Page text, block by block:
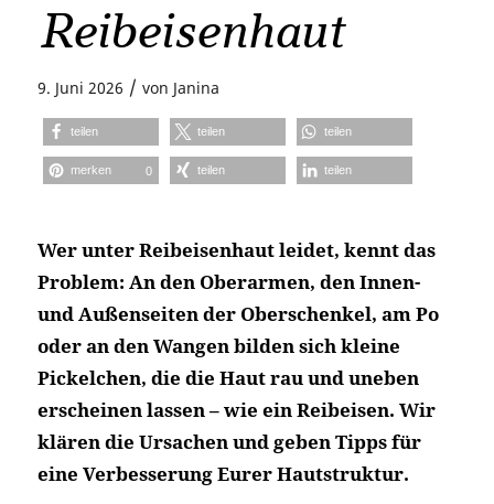
Reibeisenhaut
9. Juni 2026 / von Janina
teilen teilen teilen
merken 0 teilen teilen
Wer unter Reibeisenhaut leidet, kennt das
Problem: An den Oberarmen, den Innen-
und Außenseiten der Oberschenkel, am Po
oder an den Wangen bilden sich kleine
Pickelchen, die die Haut rau und uneben
erscheinen lassen – wie ein Reibeisen. Wir
klären die Ursachen und geben Tipps für
eine Verbesserung Eurer Hautstruktur.